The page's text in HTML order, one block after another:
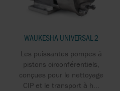
WAUKESHA UNIVERSAL 2
Les puissantes pompes à
pistons circonférentiels,
conçues pour le nettoyage
CIP et le transport à h...